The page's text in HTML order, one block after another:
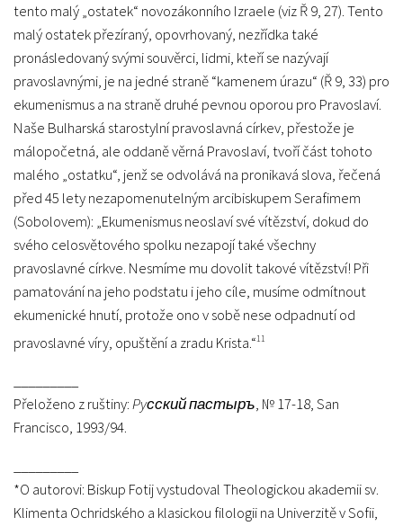
tento malý „ostatek“ novozákonního Izraele (viz Ř 9, 27). Tento
malý ostatek přezíraný, opovrhovaný, nezřídka také
pronásledovaný svými souvěrci, lidmi, kteří se nazývají
pravoslavnými, je na jedné straně “kamenem úrazu“ (Ř 9, 33) pro
ekumenismus a na straně druhé pevnou oporou pro Pravoslaví.
Naše Bulharská starostylní pravoslavná církev, přestože je
málopočetná, ale oddaně věrná Pravoslaví, tvoří část tohoto
malého „ostatku“, jenž se odvolává na pronikavá slova, řečená
před 45 lety nezapomenutelným arcibiskupem Serafimem
(Sobolovem): „Ekumenismus neoslaví své vítězství, dokud do
svého celosvětového spolku nezapojí také všechny
pravoslavné církve. Nesmíme mu dovolit takové vítězství! Při
pamatování na jeho podstatu i jeho cíle, musíme odmítnout
ekumenické hnutí, protože ono v sobě nese odpadnutí od
pravoslavné víry, opuštění a zradu Krista.“11
Přeloženo z ruštiny:Pyсский пастыръ, № 17-18, San
Francisco, 1993/94.
*O autorovi: Biskup Fotij vystudoval Theologickou akademii sv.
Klimenta Ochridského a klasickou filologii na Univerzitě v Sofii,